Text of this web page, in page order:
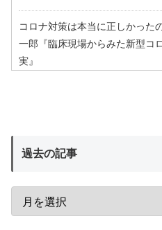
コロナ対策は本当に正しかった
一郎『臨床現場からみた新型コ
実』
過去の記事